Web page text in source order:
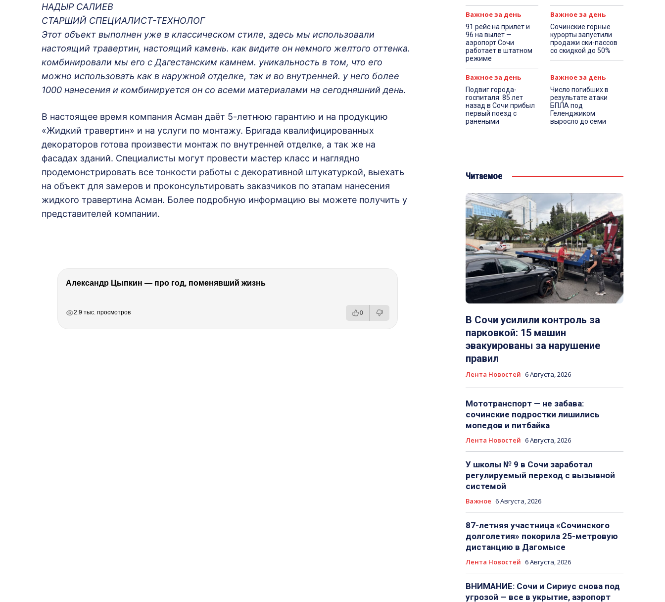
НАДЫР САЛИЕВ
СТАРШИЙ СПЕЦИАЛИСТ-ТЕХНОЛОГ
Этот объект выполнен уже в классическом стиле, здесь мы использовали
настоящий травертин, настоящий камень. как видите он немного желтого оттенка.
комбинировали мы его с Дагестанским камнем. уникальность в том, что его
можно использовать как в наружной отделке, так и во внутренней. у него более
1000 нанесения и комбинируется он со всеми материалами на сегодняшний день.
В настоящее время компания Асман даёт 5-летнюю гарантию и на продукцию
«Жидкий травертин» и на услуги по монтажу. Бригада квалифицированных
декораторов готова произвести монтаж по внутренней отделке, а так же на
фасадах зданий. Специалисты могут провести мастер класс и наглядно
продемонстрировать все тонкости работы с декоративной штукатуркой, выехать
на объект для замеров и проконсультировать заказчиков по этапам нанесения
жидкого травертина Асман. Более подробную информацию вы можете получить у
представителей компании.
Александр Цыпкин — про год, поменявший жизнь
2.9 тыс. просмотров 0
Важное за день
91 рейс на прилёт и
96 на вылет —
аэропорт Сочи
работает в штатном
режиме
Важное за день
Сочинские горные
курорты запустили
продажи ски-пассов
со скидкой до 50%
Важное за день
Подвиг города-
госпиталя: 85 лет
назад в Сочи прибыл
первый поезд с
ранеными
Важное за день
Число погибших в
результате атаки
БПЛА под
Геленджиком
выросло до семи
Читаемое
В Сочи усилили контроль за
парковкой: 15 машин
эвакуированы за нарушение
правил
Лента Новостей 6 Августа, 2026
Мототранспорт — не забава:
сочинские подростки лишились
мопедов и питбайка
Лента Новостей 6 Августа, 2026
У школы № 9 в Сочи заработал
регулируемый переход с вызывной
системой
Важное 6 Августа, 2026
87-летняя участница «Сочинского
долголетия» покорила 25-метровую
дистанцию в Дагомысе
Лента Новостей 6 Августа, 2026
ВНИМАНИЕ: Сочи и Сириус снова под
угрозой — все в укрытие, аэропорт